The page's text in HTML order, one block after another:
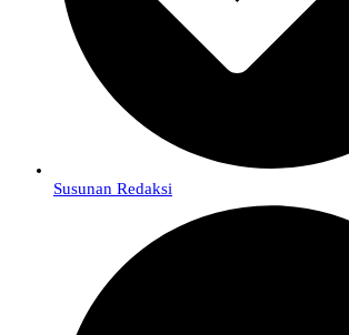
Susunan Redaksi